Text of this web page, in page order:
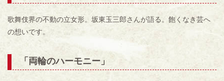
歌舞伎界の不動の立女形。坂東玉三郎さんが語る。飽くなき芸へ
の想いです。
「両輪のハーモニー 」